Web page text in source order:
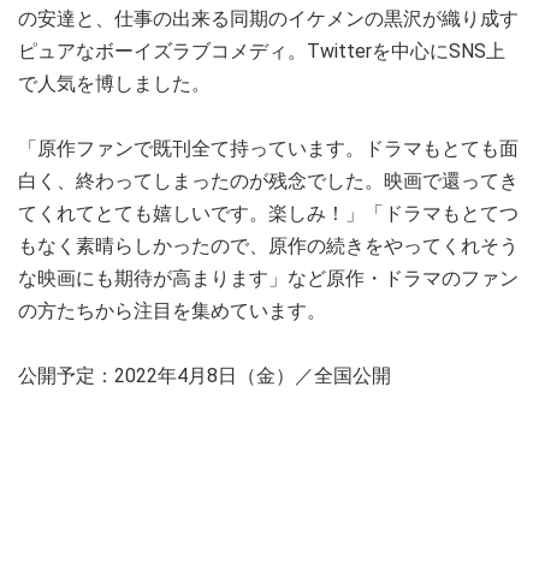
の安達と、仕事の出来る同期のイケメンの黒沢が織り成す
ピュアなボーイズラブコメディ。Twitterを中心にSNS上
で人気を博しました。
「原作ファンで既刊全て持っています。ドラマもとても面
白く、終わってしまったのが残念でした。映画で還ってき
てくれてとても嬉しいです。楽しみ！」「ドラマもとてつ
もなく素晴らしかったので、原作の続きをやってくれそう
な映画にも期待が高まります」など原作・ドラマのファン
の方たちから注目を集めています。
公開予定：2022年4月8日（金）／全国公開